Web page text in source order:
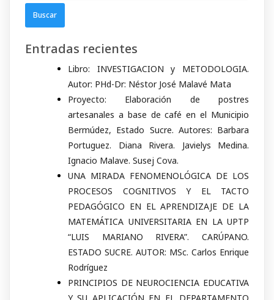
Entradas recientes
Libro: INVESTIGACION y METODOLOGIA.
Autor: PHd-Dr: Néstor José Malavé Mata
Proyecto: Elaboración de postres
artesanales a base de café en el Municipio
Bermúdez, Estado Sucre. Autores: Barbara
Portuguez. Diana Rivera. Javielys Medina.
Ignacio Malave. Susej Cova.
UNA MIRADA FENOMENOLÓGICA DE LOS
PROCESOS COGNITIVOS Y EL TACTO
PEDAGÓGICO EN EL APRENDIZAJE DE LA
MATEMÁTICA UNIVERSITARIA EN LA UPTP
“LUIS MARIANO RIVERA”. CARÚPANO.
ESTADO SUCRE. AUTOR: MSc. Carlos Enrique
Rodríguez
PRINCIPIOS DE NEUROCIENCIA EDUCATIVA